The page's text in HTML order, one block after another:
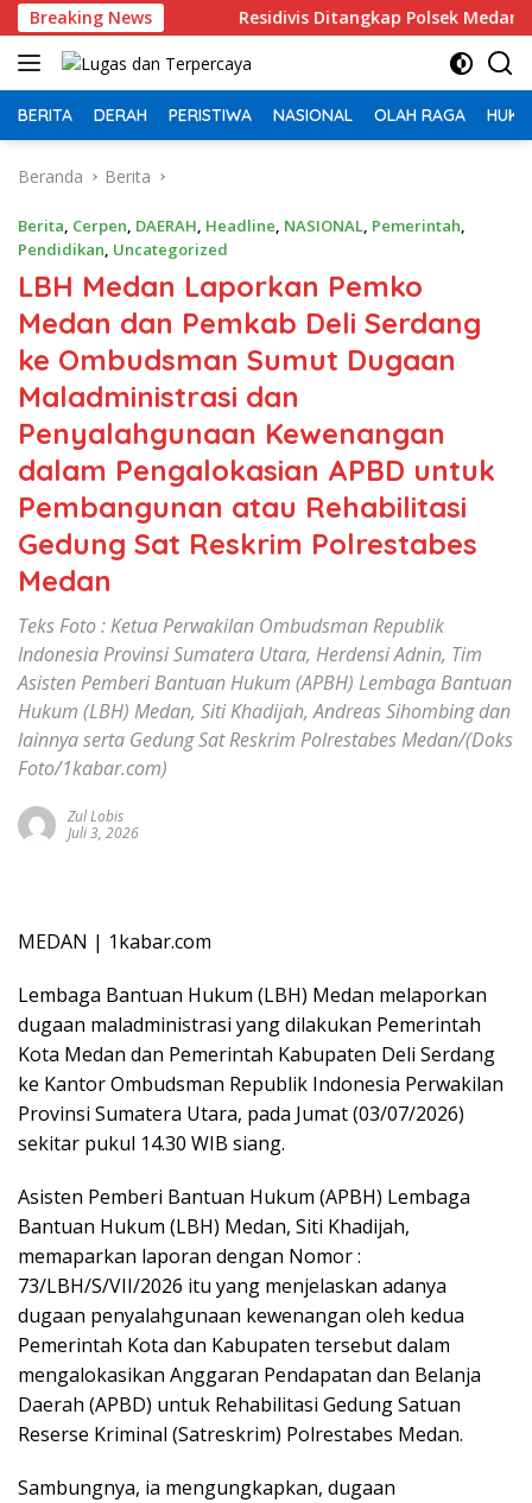
Langsung
ke
konten
Breaking NewsResidivis Ditangkap Polsek Medan Kota, Bobol
BERITA DERAH PERISTIWA NASIONAL OLAH RAGA
Beranda Berita
Berita, Cerpen, DAERAH, Headline, NASIONAL, Pemerintah,
Pendidikan, Uncategorized
LBH Medan Laporkan Pemko
Medan dan Pemkab Deli Serdang
ke Ombudsman Sumut Dugaan
Maladministrasi dan
Penyalahgunaan Kewenangan
dalam Pengalokasian APBD untuk
Pembangunan atau Rehabilitasi
Gedung Sat Reskrim Polrestabes
Medan
Teks Foto : Ketua Perwakilan Ombudsman Republik
Indonesia Provinsi Sumatera Utara, Herdensi Adnin, Tim
Asisten Pemberi Bantuan Hukum (APBH) Lembaga Bantuan
Hukum (LBH) Medan, Siti Khadijah, Andreas Sihombing dan
lainnya serta Gedung Sat Reskrim Polrestabes Medan/(Doks
Foto/1kabar.com)
Zul Lobis
Juli 3, 2026
MEDAN | 1kabar.com
Lembaga Bantuan Hukum (LBH) Medan melaporkan
dugaan maladministrasi yang dilakukan Pemerintah
Kota Medan dan Pemerintah Kabupaten Deli Serdang
ke Kantor Ombudsman Republik Indonesia Perwakilan
Provinsi Sumatera Utara, pada Jumat (03/07/2026)
sekitar pukul 14.30 WIB siang.
Asisten Pemberi Bantuan Hukum (APBH) Lembaga
Bantuan Hukum (LBH) Medan, Siti Khadijah,
memaparkan laporan dengan Nomor :
73/LBH/S/VII/2026 itu yang menjelaskan adanya
dugaan penyalahgunaan kewenangan oleh kedua
Pemerintah Kota dan Kabupaten tersebut dalam
mengalokasikan Anggaran Pendapatan dan Belanja
Daerah (APBD) untuk Rehabilitasi Gedung Satuan
Reserse Kriminal (Satreskrim) Polrestabes Medan.
Sambungnya, ia mengungkapkan, dugaan